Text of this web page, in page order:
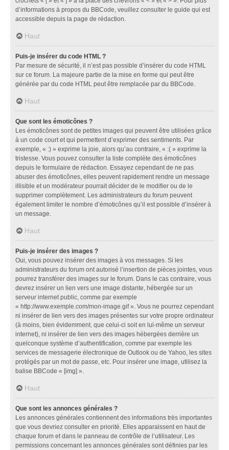
d’informations à propos du BBCode, veuillez consulter le guide qui est
accessible depuis la page de rédaction.
Haut
Puis-je insérer du code HTML ?
Par mesure de sécurité, il n’est pas possible d’insérer du code HTML
sur ce forum. La majeure partie de la mise en forme qui peut être
générée par du code HTML peut être remplacée par du BBCode.
Haut
Que sont les émoticônes ?
Les émoticônes sont de petites images qui peuvent être utilisées grâce
à un code court et qui permettent d’exprimer des sentiments. Par
exemple, « :) » exprime la joie, alors qu’au contraire, « :( » exprime la
tristesse. Vous pouvez consulter la liste complète des émoticônes
depuis le formulaire de rédaction. Essayez cependant de ne pas
abuser des émoticônes, elles peuvent rapidement rendre un message
illisible et un modérateur pourrait décider de le modifier ou de le
supprimer complètement. Les administrateurs du forum peuvent
également limiter le nombre d’émoticônes qu’il est possible d’insérer à
un message.
Haut
Puis-je insérer des images ?
Oui, vous pouvez insérer des images à vos messages. Si les
administrateurs du forum ont autorisé l’insertion de pièces jointes, vous
pourrez transférer des images sur le forum. Dans le cas contraire, vous
devrez insérer un lien vers une image distante, hébergée sur un
serveur internet public, comme par exemple
« http://www.exemple.com/mon-image.gif ». Vous ne pourrez cependant
ni insérer de lien vers des images présentes sur votre propre ordinateur
(à moins, bien évidemment, que celui-ci soit en lui-même un serveur
internet), ni insérer de lien vers des images hébergées derrière un
quelconque système d’authentification, comme par exemple les
services de messagerie électronique de Outlook ou de Yahoo, les sites
protégés par un mot de passe, etc. Pour insérer une image, utilisez la
balise BBCode « [img] ».
Haut
Que sont les annonces générales ?
Les annonces générales contiennent des informations très importantes
que vous devriez consulter en priorité. Elles apparaissent en haut de
chaque forum et dans le panneau de contrôle de l’utilisateur. Les
permissions concernant les annonces générales sont définies par les